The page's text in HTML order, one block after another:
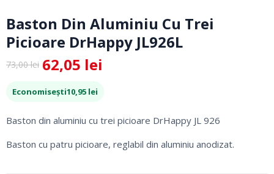
Baston Din Aluminiu Cu Trei
Picioare DrHappy JL926L
73,00lei
Prețul
inițial
a
fost:
73,00 lei.
62,05 lei
Prețul
curent
este:
62,05 lei.
Economisești10,95 lei
Baston din aluminiu cu trei picioare DrHappy JL 926
Baston cu patru picioare, reglabil din aluminiu anodizat.